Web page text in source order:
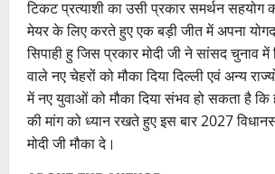
टिकट प्रत्याशी का उसी प्रकार समर्थन सहयोग
मेयर के लिए करते हुए एक बड़ी जीत में अपना
सिपाही हु जिस प्रकार मोदी जी ने सांसद चुनाव में
वाले नए चेहरों को मौका दिया दिल्ली एवं अन्य
में नए युवाओं को मौका दिया संभव हो सकता है कि
की मांग को ध्यान रखते हुए इस बार 2027
मोदी जी मौका दे।